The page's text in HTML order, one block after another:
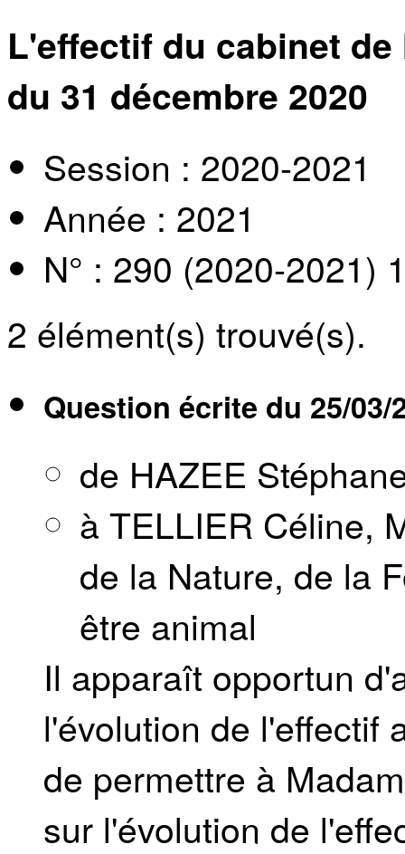
L'effectif du cabinet
du 31 décembre 2020
Session : 2020-2021
Année : 2021
N° : 290 (2020-2021)
2 élément(s) trouvé(s).
Question écrite du 25/03/
de HAZEE
à TELLIER Céline,
de la Nature, de la
être animal
Il apparaît opportun
l'évolution de l'effectif
de permettre à
sur l'évolution de